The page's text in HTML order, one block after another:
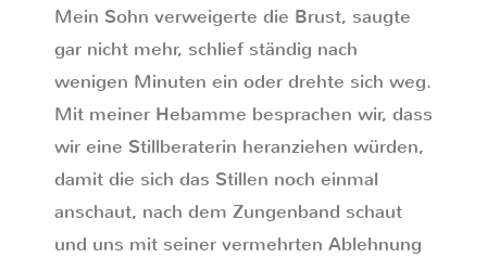
Mein Sohn verweigerte die Brust, saugte
gar nicht mehr, schlief ständig nach
wenigen Minuten ein oder drehte sich weg.
Mit meiner Hebamme besprachen wir, dass
wir eine Stillberaterin heranziehen würden,
damit die sich das Stillen noch einmal
anschaut, nach dem Zungenband schaut
und uns mit seiner vermehrten Ablehnung